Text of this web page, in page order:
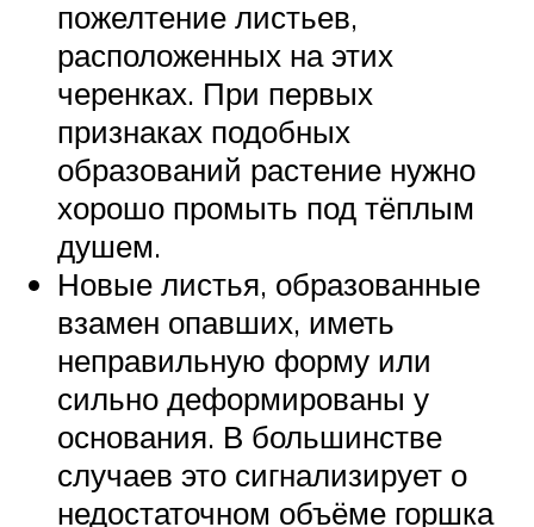
пожелтение листьев,
расположенных на этих
черенках. При первых
признаках подобных
образований растение нужно
хорошо промыть под тёплым
душем.
Новые листья, образованные
взамен опавших, иметь
неправильную форму или
сильно деформированы у
основания. В большинстве
случаев это сигнализирует о
недостаточном объёме горшка